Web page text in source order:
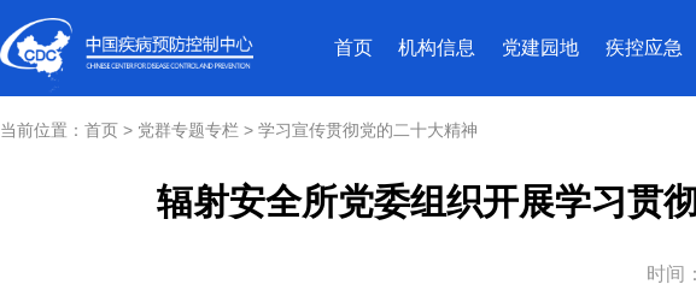
首页 机构信息 党建园地 疾控应急
当前位置： 首页 > 党群专题专栏 > 学习宣传贯彻党的二十大精神
辐射安全所党委组织开展学习贯
时间：